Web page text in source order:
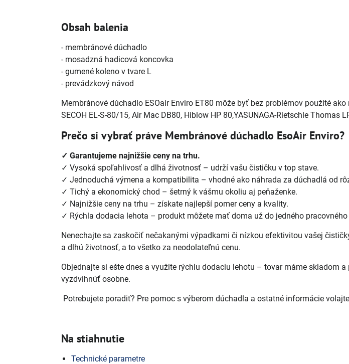
Obsah balenia
- membránové dúchadlo
- mosadzná hadicová koncovka
- gumené koleno v tvare L
- prevádzkový návod
Membránové dúchadlo ESOair Enviro ET80 môže byť bez problémov použité
SECOH EL-S-80/15, Air Mac DB80, Hiblow HP 80,YASUNAGA-Rietschle Thomas
Prečo si vybrať práve Membránové dúchadlo EsoAir Enviro?
✓ Garantujeme najnižšie ceny na trhu.
✓ Vysoká spoľahlivosť a dlhá životnosť – udrží vašu čističku v top stave.
✓ Jednoduchá výmena a kompatibilita – vhodné ako náhrada za dúchadlá od
✓ Tichý a ekonomický chod – šetrný k vášmu okoliu aj peňaženke.
✓ Najnižšie ceny na trhu – získate najlepší pomer ceny a kvality.
✓ Rýchla dodacia lehota – produkt môžete mať doma už do jedného pracovného
Nenechajte sa zaskočiť nečakanými výpadkami či nízkou efektivitou vašej
a dlhú životnosť, a to všetko za neodolateľnú cenu.
Objednajte si ešte dnes a využite rýchlu dodaciu lehotu – tovar máme skladom
vyzdvihnúť osobne.
Potrebujete poradiť? Pre pomoc s výberom dúchadla a ostatné informácie
Na stiahnutie
Technické parametre